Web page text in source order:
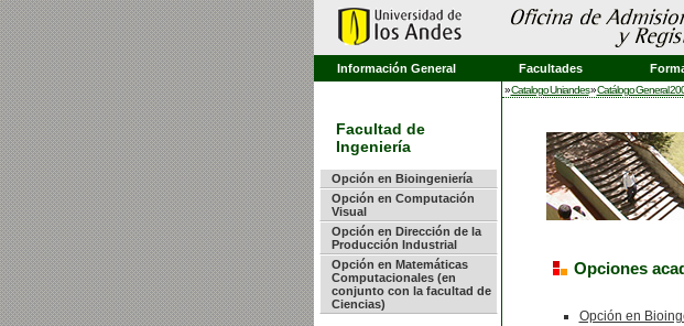
Información General Facultades
Facultad de
Ingeniería
Opción en Bioingeniería
Opción en Computación
Visual
Opción en Dirección de la
Producción Industrial
Opción en Matemáticas
Computacionales (en
conjunto con la facultad de
Ciencias)
»Catalogo Uniandes»Catálogo General
Opciones
Opción en